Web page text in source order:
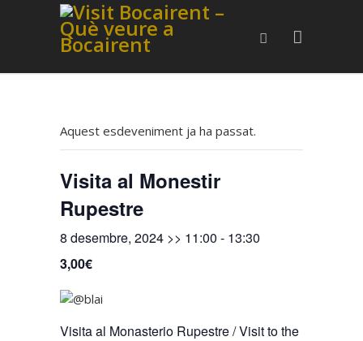
Aquest esdeveniment ja ha passat.
Visita al Monestir
Rupestre
8 desembre, 2024 >> 11:00 - 13:30
3,00€
Visita al Monasterio Rupestre / Visit to the